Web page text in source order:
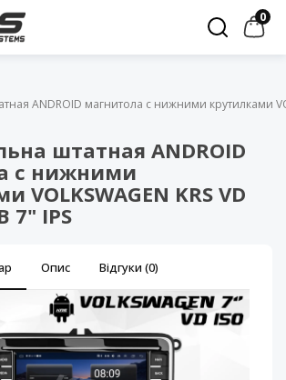
0
ANDROID магнитола с нижними крутилками
штатная ANDROID
с нижними
VOLKSWAGEN KRS VD
7" IPS
Опис Відгуки (0)